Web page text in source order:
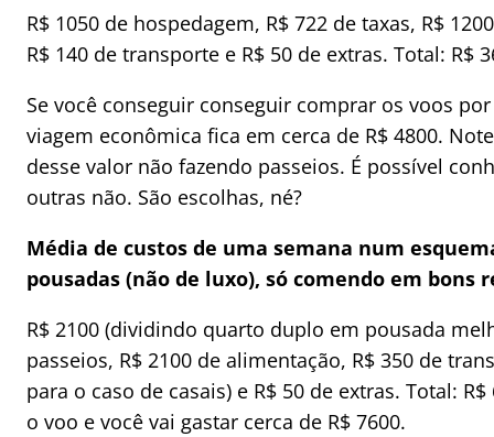
R$ 1050 de hospedagem, R$ 722 de taxas, R$
R$ 140 de transporte e R$ 50 de extras. Total: R$
Se você conseguir conseguir comprar os voos
viagem econômica fica em cerca de R$ 4800.
desse valor não fazendo passeios. É possível
outras não. São escolhas, né?
Média de custos de uma semana num
pousadas (não de luxo), só comendo em
R$ 2100 (dividindo quarto duplo em pousada
passeios, R$ 2100 de alimentação, R$ 350 de
para o caso de casais) e R$ 50 de extras. Total:
o voo e você vai gastar cerca de R$ 7600.